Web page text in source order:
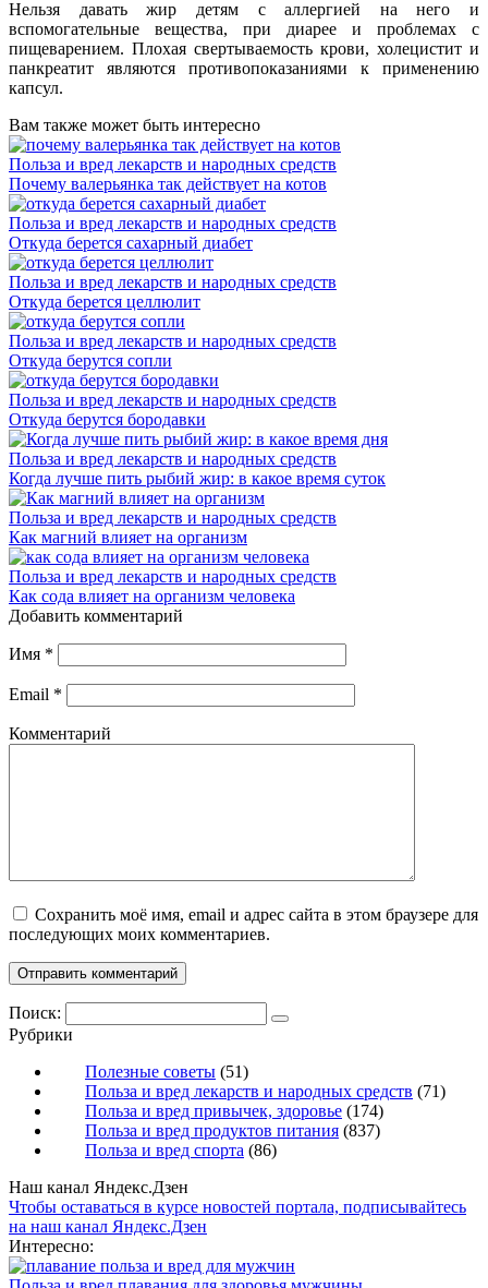
Нельзя давать жир детям с аллергией на него и
вспомогательные вещества, при диарее и проблемах с
пищеварением. Плохая свертываемость крови, холецистит и
панкреатит являются противопоказаниями к применению
капсул.
Вам также может быть интересно
Польза и вред лекарств и народных средств
Почему валерьянка так действует на котов
Польза и вред лекарств и народных средств
Откуда берется сахарный диабет
Польза и вред лекарств и народных средств
Откуда берется целлюлит
Польза и вред лекарств и народных средств
Откуда берутся сопли
Польза и вред лекарств и народных средств
Откуда берутся бородавки
Польза и вред лекарств и народных средств
Когда лучше пить рыбий жир: в какое время суток
Польза и вред лекарств и народных средств
Как магний влияет на организм
Польза и вред лекарств и народных средств
Как сода влияет на организм человека
Добавить комментарий
Имя *
Email *
Комментарий
Сохранить моё имя, email и адрес сайта в этом браузере для
последующих моих комментариев.
Поиск:
Рубрики
Полезные советы (51)
Польза и вред лекарств и народных средств (71)
Польза и вред привычек, здоровье (174)
Польза и вред продуктов питания (837)
Польза и вред спорта (86)
Наш канал Яндекс.Дзен
Чтобы оставаться в курсе новостей портала, подписывайтесь
на наш канал Яндекс.Дзен
Интересно: